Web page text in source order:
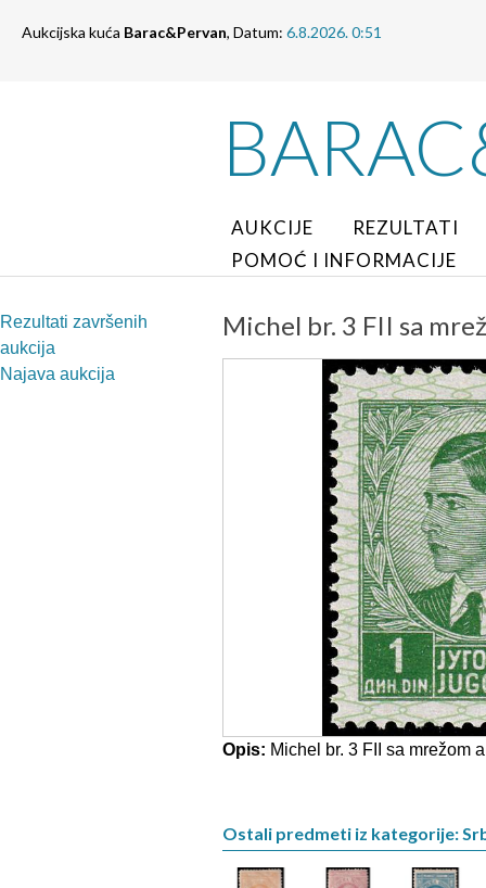
Aukcijska kuća Barac&Pervan, Datum: 6.8.2026. 0:51
AUKCIJE
REZULTATI
POMOĆ I INFORMACIJE
Rezultati završenih
aukcija
Najava aukcija
Michel br. 3 FII sa
Opis: Michel br. 3 FII sa mrežom
Ostali predmeti iz kategorije: